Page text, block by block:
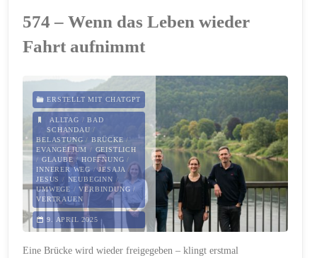
atmet"
574 – Wenn das Leben wieder
Fahrt aufnimmt
ERSTELLT MIT CHATGPT
ALLTAG /BAD
SCHANDAU /
BELASTUNG / BRÜCKE /
EVANGELIUM / GEISTLICH
/ GLAUBE /HOFFNUNG /
INNERER WEG /JESAJA /
JESUS / NEUBEGINN /
UMWEGE /VERBINDUNG /
VERTRAUEN
9. APRIL 2025
Eine Brücke wird wieder freigegeben – klingt erstmal